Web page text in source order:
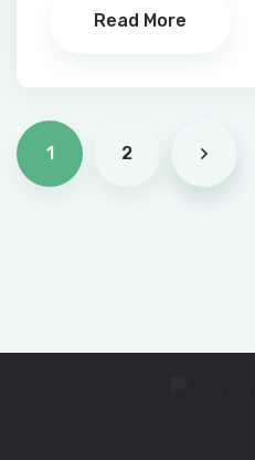
Read More
1 2